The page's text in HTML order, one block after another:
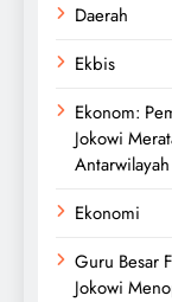
Daerah
Ekbis
Ekonom:
Jokowi
Antarwilayah
Ekonomi
Guru Besar
Jokowi